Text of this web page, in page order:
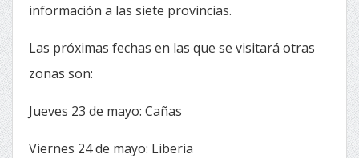
información a las siete provincias.
Las próximas fechas en las que se visitará otras
zonas son:
Jueves 23 de mayo: Cañas
Viernes 24 de mayo: Liberia